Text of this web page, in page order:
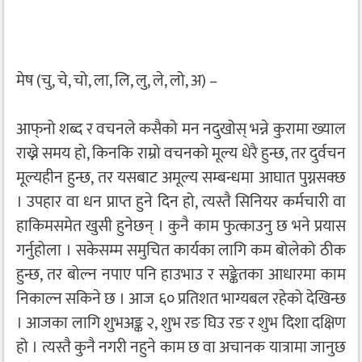
मेष (चु, चे, चो, ला, लि, लु, ले, लो, अ) –
आफ्‌नो शब्द र वचनले कसैको मन नदुखोस् भन्ने कुरामा ख्याल
राख्ने समय हो, किनकि राम्रो वचनको मूल्य धेरै हुन्छ, तर दुर्वचन
मूल्यहीन हुन्छ, तर यसबाट अमूल्य सम्बन्धमा आघात पुग्नसक्छ
। उपहार वा धन प्राप्त हुने दिन हो, त्यस्तै सिनियर कर्मचारी वा
हाकिमसमेत खुसी हुनेछन् । कुनै काम फुत्काउनु छ भने प्रयास
गर्नुहोला । सकेसम्म समुचित कार्यका लागि कम बोलेको ठीक
हुन्छ, तर बोल्न नपाए पनि हाउभाउ र सङ्केतका आधारमा काम
निकाल्न सकिने छ । आज ६० प्रतिशत भाग्यबल रहेको देखिन्छ
। आजका लागि शुभअङ्क २, शुभ रङ घिउ रङ र शुभ दिशा दक्षिण
हो । त्यस्तै कुनै नगरी नहुने काम छ वा अचानक यात्रामा जानुछ